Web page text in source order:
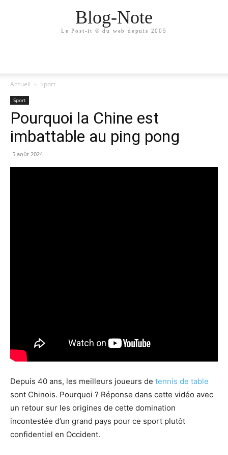
Blog-Note
Le Post-it ® du web depuis 2005
Accueil Sport
Sport
Pourquoi la Chine est
imbattable au ping pong
5 août 2024
Depuis 40 ans, les meilleurs joueurs de tennis de table
sont Chinois. Pourquoi ? Réponse dans cette vidéo avec
un retour sur les origines de cette domination
incontestée d’un grand pays pour ce sport plutôt
confidentiel en Occident.